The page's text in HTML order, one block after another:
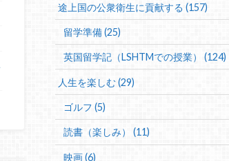
途上国の公衆衛生に貢献する (157)
留学準備 (25)
英国留学記（LSHTMでの授業） (124)
人生を楽しむ (29)
ゴルフ (5)
読書（楽しみ） (11)
映画 (6)